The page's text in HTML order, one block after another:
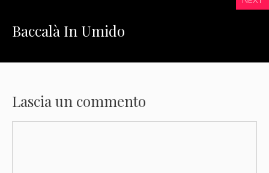
Baccalà In Umido
Lascia un commento